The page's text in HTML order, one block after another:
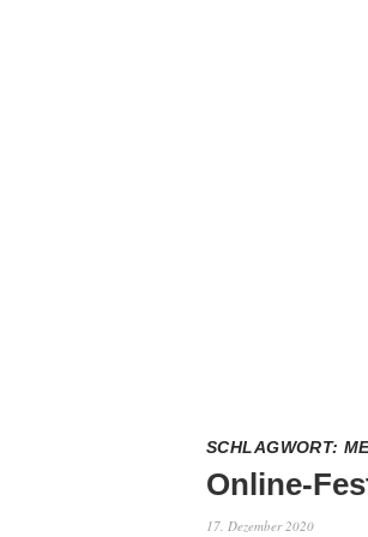
SCHLAGWORT:
Online-
17. Dezember 2020